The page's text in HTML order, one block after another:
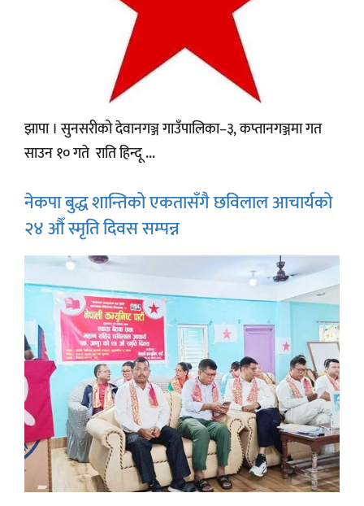
झापा । सुनसरीको देवानगञ्ज गाउँपालिका–३, कप्तानगञ्जमा गत
साउन १० गते राति हिन्दू ...
नेकपा बुद्ध शान्तिको एकतासँगै छविलाल आचार्यको
२४ औँ स्मृति दिवस सम्पन्न